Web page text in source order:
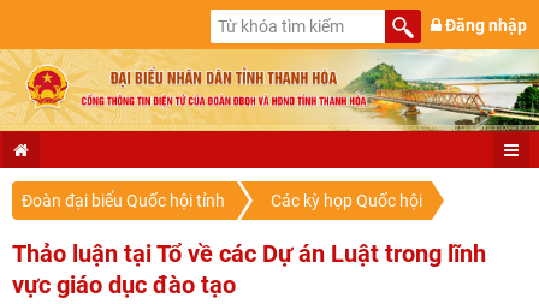
Đăng nhập
Đoàn đại biểu Quốc hội tỉnh Các kỳ họp Quốc hội
Thảo luận tại Tổ về các Dự án Luật trong lĩnh
vực giáo dục đào tạo